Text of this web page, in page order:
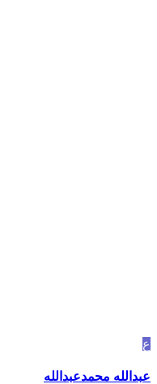
ع
عبدالله محمدعبدالله